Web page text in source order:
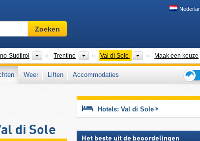
Skigebied,
regio,
…
Zoeken
Südtirol Regio'sTrentino Toeristische regio's
Val di Sole Toeristische regio's
Maak een keuze
Weer Liften
Accommodaties
voor
di Sole
Hotels: Val di Sole
Het beste uit de beoordelingen